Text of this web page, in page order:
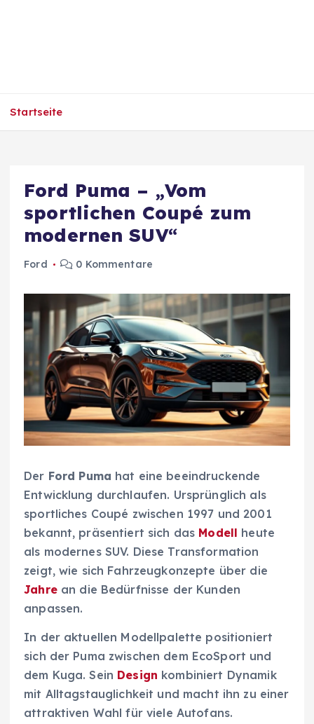
Startseite
Ford Puma – „Vom
sportlichen Coupé zum
modernen SUV“
Ford 0 Kommentare
Der Ford Puma hat eine beeindruckende
Entwicklung durchlaufen. Ursprünglich als
sportliches Coupé zwischen 1997 und 2001
bekannt, präsentiert sich das Modell heute
als modernes SUV. Diese Transformation
zeigt, wie sich Fahrzeugkonzepte über die
Jahrean die Bedürfnisse der Kunden
anpassen.
In der aktuellen Modellpalette positioniert
sich der Puma zwischen dem EcoSport und
dem Kuga. Sein Design kombiniert Dynamik
mit Alltagstauglichkeit und macht ihn zu einer
attraktiven Wahl für viele Autofans.